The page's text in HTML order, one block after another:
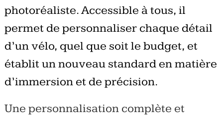
photoréaliste. Accessible à tous, il
permet de personnaliser chaque détail
d’un vélo, quel que soit le budget, et
établit un nouveau standard en matière
d’immersion et de précision.
Une personnalisation complète et